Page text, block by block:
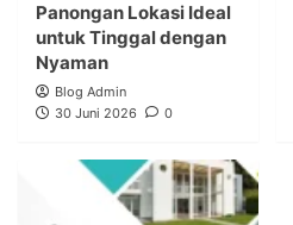
Panongan Lokasi Ideal
untuk Tinggal dengan
Nyaman
Blog Admin
30 Juni 2026
0